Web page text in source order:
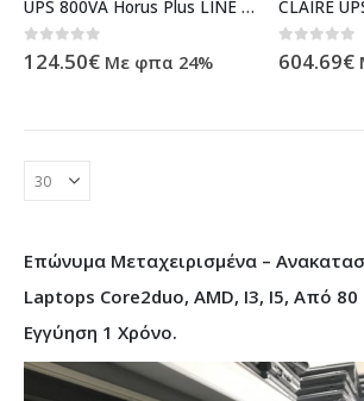
UPS 800VA Horus Plus LINE INTERACTIVE w/Display & AVR PWUP-LI080H1-AZ01B ( 92064 )
0 out of 5
124.50€ Με φπα 24% 0out of 5
604.69€
Επώνυμα Μεταχειρισμένα –
Laptops Core2duo, AMD, I3, I5, Από
Εγγύηση 1 Χρόνο.